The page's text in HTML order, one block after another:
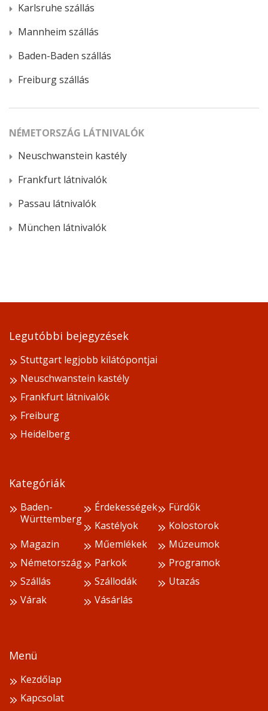
Karlsruhe szállás
Mannheim szállás
Baden-Baden szállás
Freiburg szállás
NÉMETORSZÁG LÁTNIVALÓK
Neuschwanstein kastély
Frankfurt látnivalók
Passau látnivalók
München látnivalók
Legutóbbi bejegyzések
Stuttgart legjobb kilátópontjai
Neuschwanstein kastély
Frankfurt látnivalók
Freiburg
Heidelberg
Kategóriák
Baden-
Württemberg
Érdekességek
Fürdők
Kastélyok
Kolostorok
Magazin
Műemlékek
Múzeumok
Németország
Parkok
Programok
Szállás
Szállodák
Utazás
Várak
Vásárlás
Menü
Kezdőlap
Kapcsolat